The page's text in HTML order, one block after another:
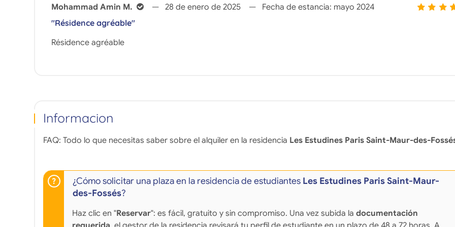
Mohammad Amin M. 28 de enero de 2025 Fecha de estancia: mayo 2024
"Résidence agréable"
Résidence agréable
Informacion
FAQ: Todo lo que necesitas saber sobre el alquiler en la residencia Les Estudines Paris Saint-Maur-des-
¿Cómo solicitar una plaza en la residencia de estudiantes Les Estudines Paris Saint-Maur-
des-Fossés?
Haz clic en "Reservar": es fácil, gratuito y sin compromiso. Una vez subida la documentación